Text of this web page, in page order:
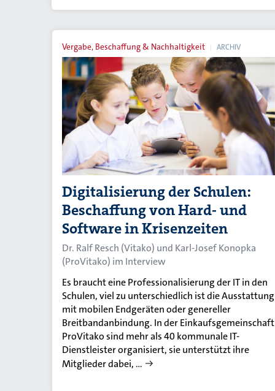
Vergabe, Beschaffung & Nachhaltigkeit ARCHIV
Digitalisierung der Schulen:
Beschaffung von Hard- und
Software in Krisenzeiten
Dr. Ralf Resch (Vitako) und Karl-Josef Konopka
(ProVitako) im Interview
Es braucht eine Professionalisierung der IT in den
Schulen, viel zu unterschiedlich ist die Ausstattung
mit mobilen Endgeräten oder genereller
Breitbandanbindung. In der Einkaufsgemeinschaft
ProVitako sind mehr als 40 kommunale IT-
Dienstleister organisiert, sie unterstützt ihre
Mitglieder dabei, …